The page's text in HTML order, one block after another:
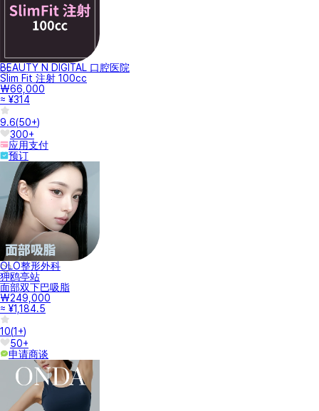
BEAUTY N DIGITAL 口腔医院
Slim Fit 注射 100cc
₩66,000
≈ ¥314
9.6(50+)
300+
应用支付
预订
OLO整形外科
狎鸥亭站
面部双下巴吸脂
₩249,000
≈ ¥1,184.5
10(1+)
50+
申请商谈